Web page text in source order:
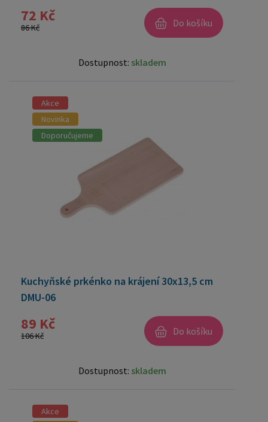
72 Kč
86 Kč Do košíku
Dostupnost: skladem
Akce
Novinka
Doporučujeme
Kuchyňské prkénko na krájení 30x13,5 cm
DMU-06
89 Kč
106 Kč Do košíku
Dostupnost: skladem
Akce